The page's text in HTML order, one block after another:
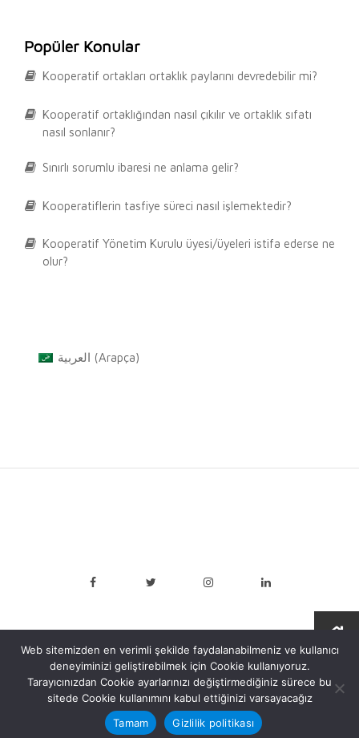
Popüler Konular
Kooperatif ortakları ortaklık paylarını devredebilir mi?
Kooperatif ortaklığından nasıl çıkılır ve ortaklık sıfatı
nasıl sonlanır?
Sınırlı sorumlu ibaresi ne anlama gelir?
Kooperatiflerin tasfiye süreci nasıl işlemektedir?
Kooperatif Yönetim Kurulu üyesi/üyeleri istifa ederse ne
olur?
العربية (Arapça)
Genç İşi Kooperatif Creative Commons CC BY-NC (Atıf-
GayriTicari)
Web sitemizden en verimli şekilde faydalanabilmeniz ve kullanıcı
deneyiminizi geliştirebilmek için Cookie kullanıyoruz.
Tarayıcınızdan Cookie ayarlarınızı değiştirmediğiniz sürece bu
sitede Cookie kullanımını kabul ettiğinizi varsayacağız
Tamam
Gizlilik politikası